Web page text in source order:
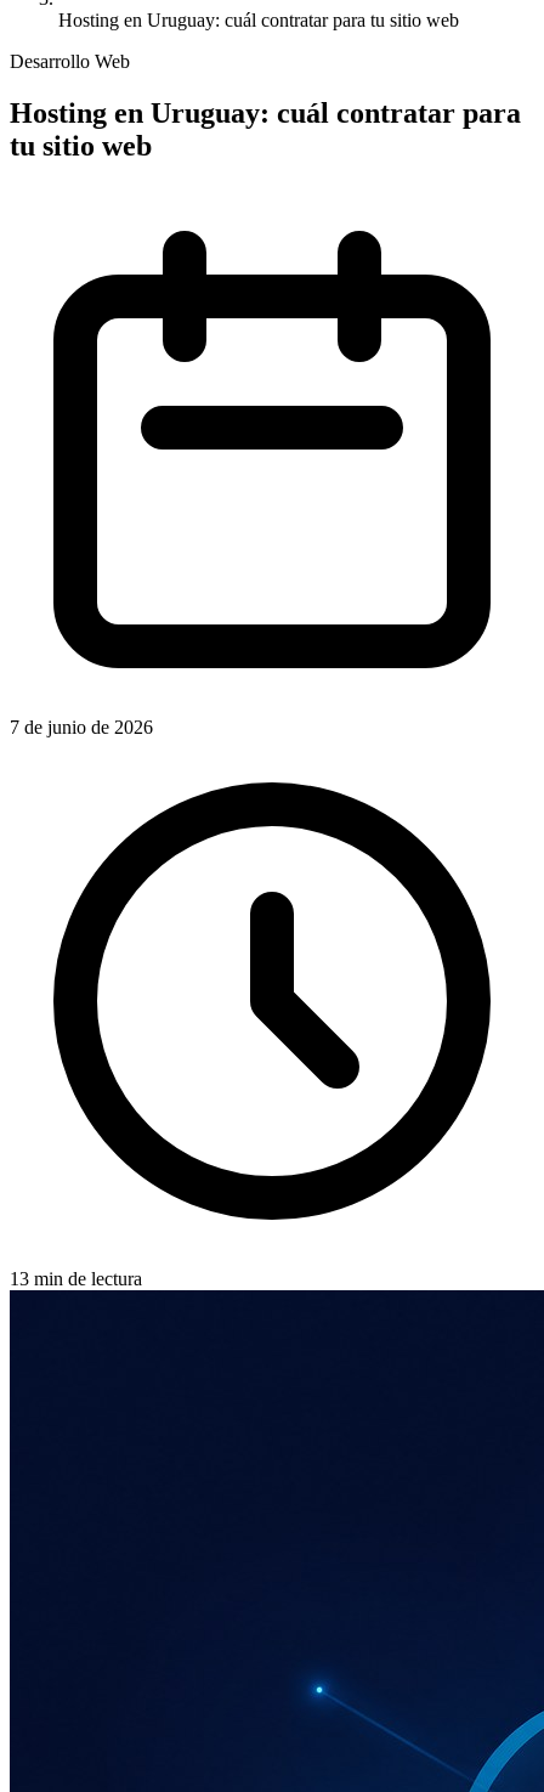
Hosting en Uruguay: cuál contratar para tu sitio web
Desarrollo Web
Hosting en Uruguay: cuál contratar para
tu sitio web
7 de junio de 2026
13 min de lectura